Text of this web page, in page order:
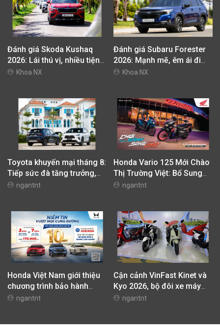
Đánh giá Skoda Kushaq
2026: Lái thú vị, nhiều tiện
nghi, giá cạnh tranh
Khoa NX
Đánh giá Subaru Forester
2026: Mạnh mẽ, êm ái đi
cùng hệ thống ADAS hoàn
Khoa NX
Toyota khuyến mại tháng 8:
Tiếp sức đà tăng trưởng,
tối ưu chi phí mua xe
ngantnt
Honda Vario 125 Mới Chào
Thị Trường Việt: Bổ Sung
Phiên Bản Street, Giá Từ
ngantnt
Honda Việt Nam giới thiệu
chương trình bảo hành
chính hãng lên tới 10 năm
ngantnt
Cận cảnh VinFast Kinet và
Kyo 2026, bộ đôi xe máy
điện mới nhất tại Việt Nam
ngantnt